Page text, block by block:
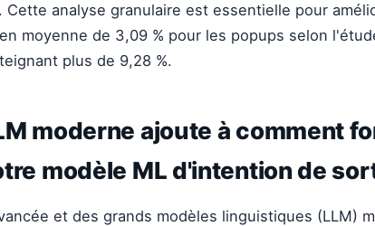
Cette analyse granulaire est essentielle pour
moyenne de 3,09 % pour les popups selon
plus de 9,28 %.
moderne ajoute à comment
modèle ML d'intention de
et des grands modèles linguistiques (LLM)